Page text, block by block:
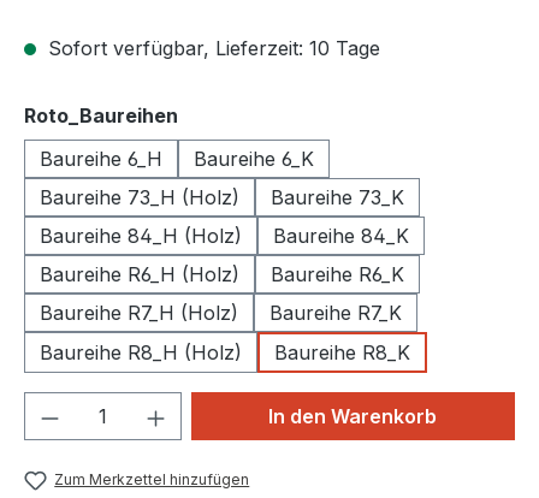
Sofort verfügbar, Lieferzeit: 10 Tage
Roto_Baureihen
Baureihe 6_H
Baureihe 6_K
Baureihe 73_H (Holz)
Baureihe 73_K
Baureihe 84_H (Holz)
Baureihe 84_K
Baureihe R6_H (Holz)
Baureihe R6_K
Baureihe R7_H (Holz)
Baureihe R7_K
Baureihe R8_H (Holz)
Baureihe R8_K
Produkt Anzahl: Gib denIn den Warenkorb
Zum Merkzettel hinzufügen